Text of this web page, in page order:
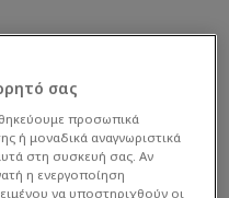
σας
προσωπικά
ή μοναδικά αναγνωριστικά
στη συσκευή σας. Αν
η ενεργοποίηση
να υποστηριχθούν οι